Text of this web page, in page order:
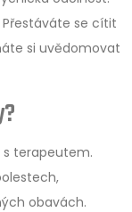
se cítit
si uvědomovat
s terapeutem.
obavách.